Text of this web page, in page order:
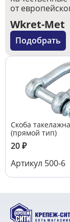
от
Wkret-Met
Подобрать
Скоба
(прямой тип)
20₽
Артикул 500-6